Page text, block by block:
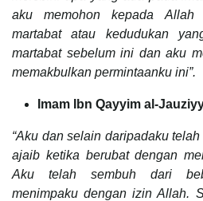
aku memohon kepada Allah
martabat atau kedudukan
martabat sebelum ini dan aku
memakbulkan permintaanku ini”.
Imam Ibn Qayyim al-
“Aku dan selain daripadaku
ajaib ketika berubat dengan
Aku telah sembuh dari
menimpaku dengan izin Allah.